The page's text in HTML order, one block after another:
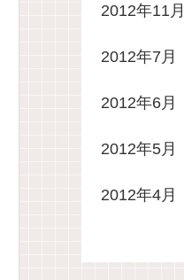
2012年11月
2012年7月
2012年6月
2012年5月
2012年4月